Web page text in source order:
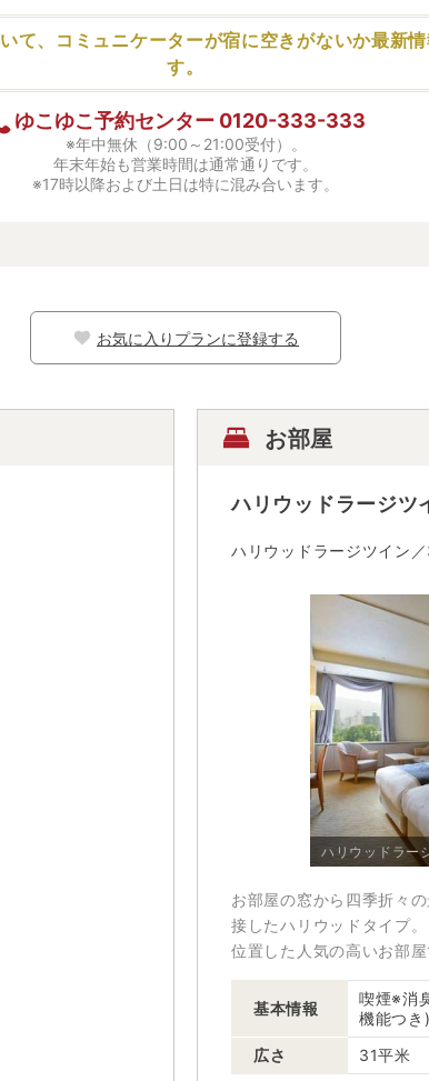
て、コミュニケーターが宿に空きがないか最新
す。
ゆこゆこ予約センター 0120-333-333
※年中無休（9:00～21:00受付）。
年末年始も営業時間は通常通りです。
※17時以降および土日は特に混み合います。
お気に入りプランに登録する
お部屋
ハリウッドラージツ
ハリウッドラージツイン
ハリウッドラー
お部屋の窓から四季折々
接したハリウッドタイプ
位置した人気の高いお部屋
基本情報
喫煙※消
機能つき)
広さ
31平米